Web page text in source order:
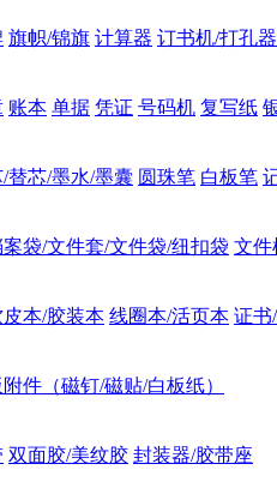
旗帜/锦旗 计算器 订书机/打孔器
账本 单据 凭证 号码机 复写纸
替芯/墨水/墨囊 圆珠笔 白板笔
案袋/文件套/文件袋/纽扣袋 文件
皮本/胶装本 线圈本/活页本 证书
件（磁钉/磁贴/白板纸）
双面胶/美纹胶 封装器/胶带座